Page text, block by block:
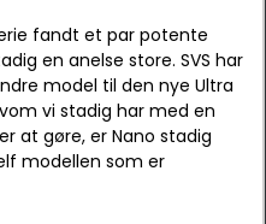
fandt et par potente
en anelse store. SVS har
model til den nye Ultra
vi stadig har med en
at gøre, er Nano stadig
modellen som er